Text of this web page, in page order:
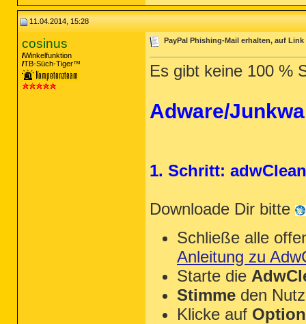
11.04.2014, 15:28
cosinus
Winkelfunktion
TB-Süch-Tiger™
PayPal Phishing-Mail erhalten, auf
Es gibt keine 100 %
Adware/
1. Schritt:
Downloade Dir bitte
Schließe alle
Anleitung zu
Starte die
Stimme den
Klicke auf